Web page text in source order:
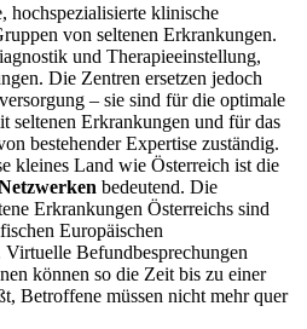
hochspezialisierte klinische
von seltenen Erkrankungen.
und Therapieeinstellung,
Die Zentren ersetzen jedoch
– sie sind für die optimale
seltenen Erkrankungen und für das
bestehender Expertise zuständig.
kleines Land wie Österreich ist die
bedeutend. Die
Erkrankungen Österreichs sind
Europäischen
Befundbesprechungen
können so die Zeit bis zu einer
Betroffene müssen nicht mehr quer